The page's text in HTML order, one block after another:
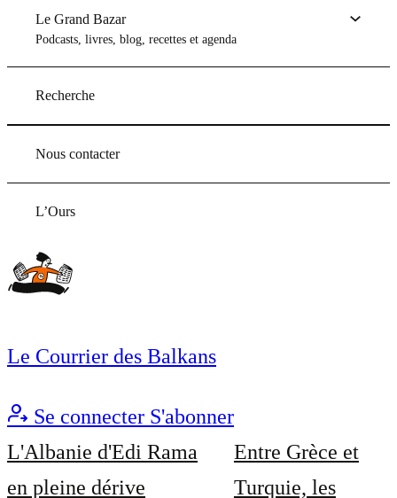
Le Grand Bazar
Podcasts, livres, blog, recettes et agenda
Recherche
Nous contacter
L’Ours
Le Courrier des Balkans
Se connecter S'abonner
L'Albanie d'Edi Rama
en pleine dérive
Entre Grèce et
Turquie, les